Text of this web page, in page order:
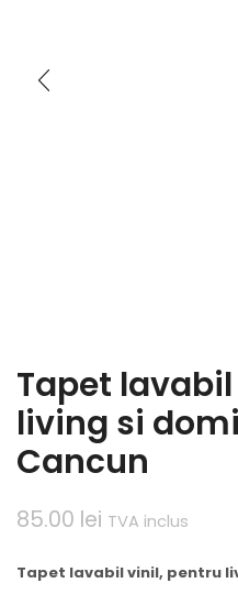
Tapet
living si
Cancun
85.00 lei TVA inclus
Tapet lavabil vinil, pentru